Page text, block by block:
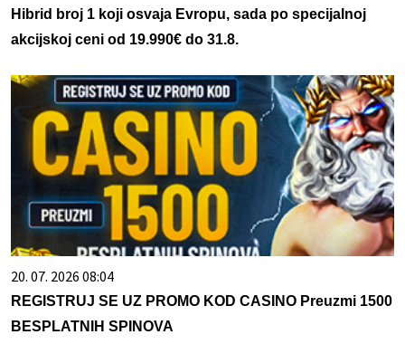
Hibrid broj 1 koji osvaja Evropu, sada po specijalnoj
akcijskoj ceni od 19.990€ do 31.8.
20. 07. 2026 08:04
REGISTRUJ SE UZ PROMO KOD CASINO Preuzmi 1500
BESPLATNIH SPINOVA